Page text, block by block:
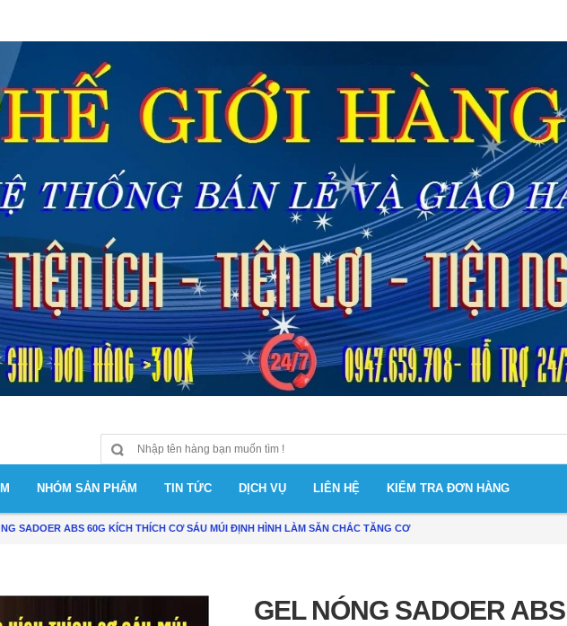
NHÓM SẢN PHẨM TIN TỨC DỊCH VỤ LIÊN HỆ KIỂM TRA ĐƠN HÀNG
SADOER ABS 60G KÍCH THÍCH CƠ SÁU MÚI ĐỊNH HÌNH LÀM SĂN CHẮC TĂNG CƠ
GEL NÓNG SADOER